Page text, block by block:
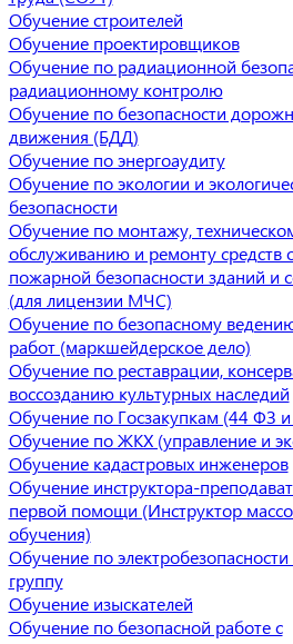
Обучение строителей
Обучение проектировщиков
Обучение по радиационной
радиационному контролю
Обучение по безопасности
движения (БДД)
Обучение по энергоаудиту
Обучение по экологии и
безопасности
Обучение по монтажу,
обслуживанию и ремонту средств
пожарной безопасности зданий и
(для лицензии МЧС)
Обучение по безопасному
работ (маркшейдерское дело)
Обучение по реставрации,
воссозданию культурных наследий
Обучение по Госзакупкам (44 ФЗ
Обучение по ЖКХ (управление и
Обучение кадастровых инженеров
Обучение инструктора-
первой помощи (Инструктор
обучения)
Обучение по
группу
Обучение изыскателей
Обучение по безопасной работе с